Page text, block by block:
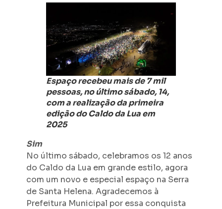
Espaço recebeu mais de 7 mil
pessoas, no último sábado, 14,
com a realização da primeira
edição do Caldo da Lua em
2025
Sim
No último sábado, celebramos os 12 anos
do Caldo da Lua em grande estilo, agora
com um novo e especial espaço na Serra
de Santa Helena. Agradecemos à
Prefeitura Municipal por essa conquista